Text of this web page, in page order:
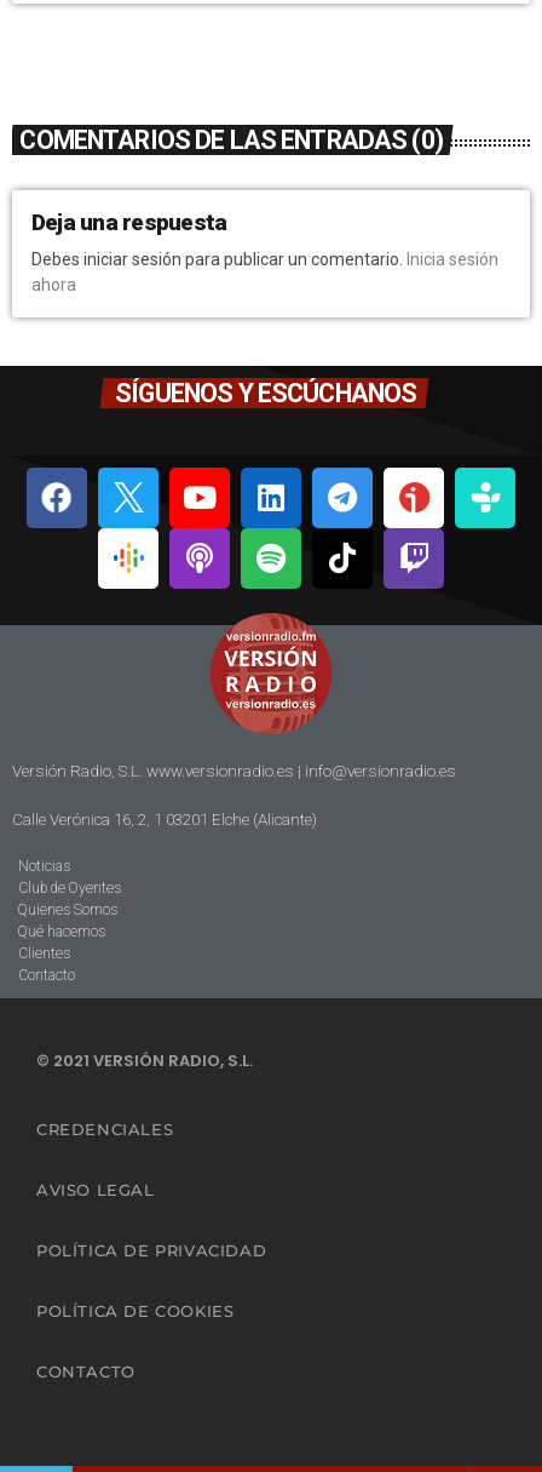
COMENTARIOS DE LAS ENTRADAS (0)
Deja una respuesta
Debes iniciar sesión para publicar un comentario.
Inicia sesión
ahora
SÍGUENOS Y ESCÚCHANOS
Versión Radio, S.L. www.versionradio.es | info@versionradio.es
Calle Verónica 16, 2, 1 03201 Elche (Alicante)
Noticias
Club de Oyentes
Quienes Somos
Qué hacemos
Clientes
Contacto
© 2021 VERSIÓN RADIO, S.L.
CREDENCIALES
AVISO LEGAL
POLÍTICA DE PRIVACIDAD
POLÍTICA DE COOKIES
CONTACTO